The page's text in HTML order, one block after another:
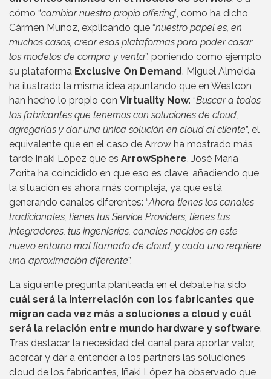
cómo “cambiar nuestro propio offering”, como ha dicho
Cármen Muñoz, explicando que “nuestro papel es, en
muchos casos, crear esas plataformas para poder casar
los modelos de compra y venta”, poniendo como ejemplo
su plataforma Exclusive On Demand. Miguel Almeida
ha ilustrado la misma idea apuntando que en Westcon
han hecho lo propio con Virtuality Now: “Buscar a todos
los fabricantes que tenemos con soluciones de cloud,
agregarlas y dar una única solución en cloud al cliente”, el
equivalente que en el caso de Arrow ha mostrado más
tarde Iñaki López que es ArrowSphere. José María
Zorita ha coincidido en que eso es clave, añadiendo que
la situación es ahora más compleja, ya que está
generando canales diferentes: “Ahora tienes los canales
tradicionales, tienes tus Service Providers, tienes tus
integradores, tus ingenierías, canales nacidos en este
nuevo entorno mal llamado de cloud, y cada uno requiere
una aproximación diferente”.
La siguiente pregunta planteada en el debate ha sido
cuál será la interrelación con los fabricantes que
migran cada vez más a soluciones a cloud y cuál
será la relación entre mundo hardware y software.
Tras destacar la necesidad del canal para aportar valor,
acercar y dar a entender a los partners las soluciones
cloud de los fabricantes, Iñaki López ha observado que